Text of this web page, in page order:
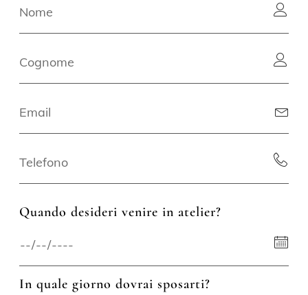
Quando desideri venire in atelier?
In quale giorno dovrai sposarti?